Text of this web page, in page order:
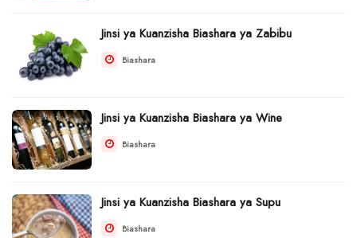
Jinsi ya Kuanzisha Biashara ya Zabibu
Biashara
Jinsi ya Kuanzisha Biashara ya Wine
Biashara
Jinsi ya Kuanzisha Biashara ya Supu
Biashara